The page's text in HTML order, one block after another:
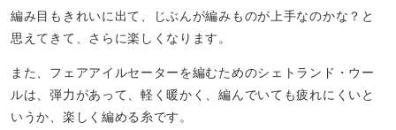
編み目もきれいに出て、じぶんが編みものが上手なのかな？と
思えてきて、さらに楽しくなります。
また、フェアアイルセーターを編むためのシェトランド・ウー
ルは、弾力があって、軽く暖かく、編んでいても疲れにくいと
いうか、楽しく編める糸です。